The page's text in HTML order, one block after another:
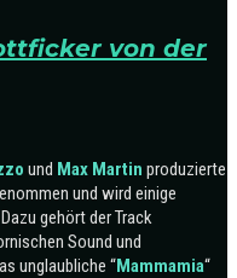
von der
und Max Martin produzierte
und wird einige
gehört der Track
Sound und
unglaubliche “Mammamia“